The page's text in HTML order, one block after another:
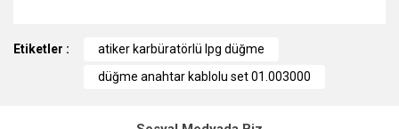
konularda yetersiz gördüğünüz noktaları öneri formunu
Görüş ve önerileriniz için teşekkür ederiz.
Etiketler :
atiker karbüratörlü lpg düğme
düğme anahtar kablolu set 01.003000